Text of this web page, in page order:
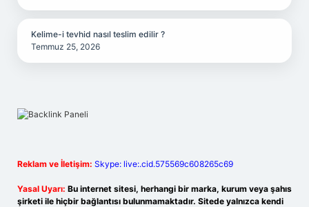
Kelime-i tevhid nasıl teslim edilir ?
Temmuz 25, 2026
Reklam ve İletişim: Skype: live:.cid.575569c608265c69
Yasal Uyarı: Bu internet sitesi, herhangi bir marka, kurum veya şahıs
şirketi ile hiçbir bağlantısı bulunmamaktadır. Sitede yalnızca kendi